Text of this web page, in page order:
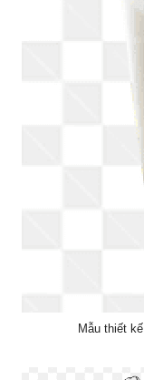
Mẫu thiết